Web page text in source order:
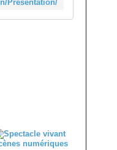
Presentation/